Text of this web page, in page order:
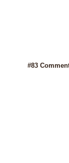
#83